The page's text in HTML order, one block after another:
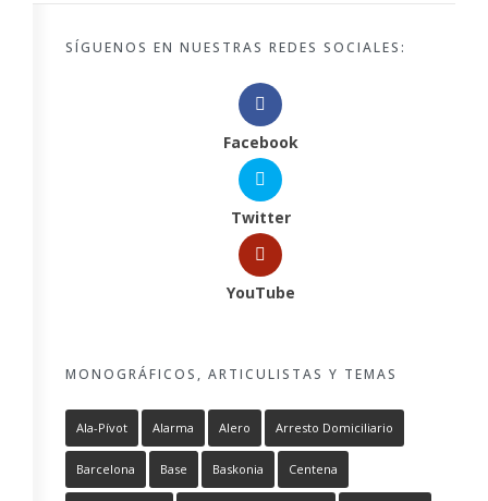
SÍGUENOS EN NUESTRAS REDES SOCIALES:
Facebook
Twitter
YouTube
MONOGRÁFICOS, ARTICULISTAS Y TEMAS
Ala-Pívot Alarma Alero Arresto Domiciliario
Barcelona Base Baskonia Centena